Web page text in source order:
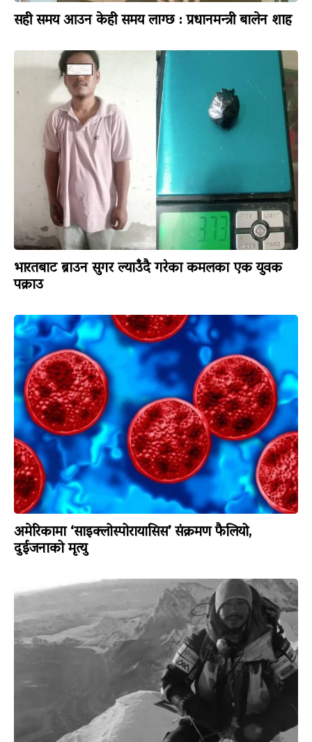
सही समय आउन केही समय लाग्छ : प्रधानमन्त्री बालेन शाह
भारतबाट ब्राउन सुगर ल्याउँदै गरेका कमलका एक युवक
पक्राउ
अमेरिकामा ‘साइक्लोस्पोरायासिस’ संक्रमण फैलियो,
दुईजनाको मृत्यु